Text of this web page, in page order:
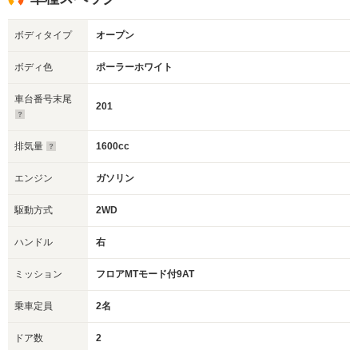
ボディタイプ オープン
ボディ色 ポーラーホワイト
車台番号末尾
201
排気量 1600cc
エンジン ガソリン
駆動方式 2WD
ハンドル 右
ミッション フロアMTモード付9AT
乗車定員 2名
ドア数 2